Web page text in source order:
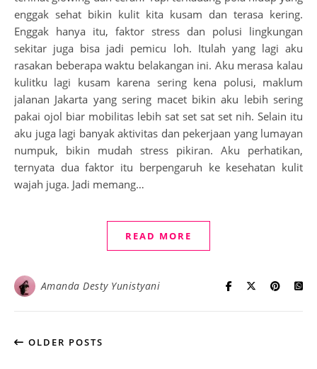
enggak sehat bikin kulit kita kusam dan terasa kering.
Enggak hanya itu, faktor stress dan polusi lingkungan
sekitar juga bisa jadi pemicu loh. Itulah yang lagi aku
rasakan beberapa waktu belakangan ini. Aku merasa kalau
kulitku lagi kusam karena sering kena polusi, maklum
jalanan Jakarta yang sering macet bikin aku lebih sering
pakai ojol biar mobilitas lebih sat set sat set nih. Selain itu
aku juga lagi banyak aktivitas dan pekerjaan yang lumayan
numpuk, bikin mudah stress pikiran. Aku perhatikan,
ternyata dua faktor itu berpengaruh ke kesehatan kulit
wajah juga. Jadi memang…
READ MORE
Amanda Desty Yunistyani
OLDER POSTS